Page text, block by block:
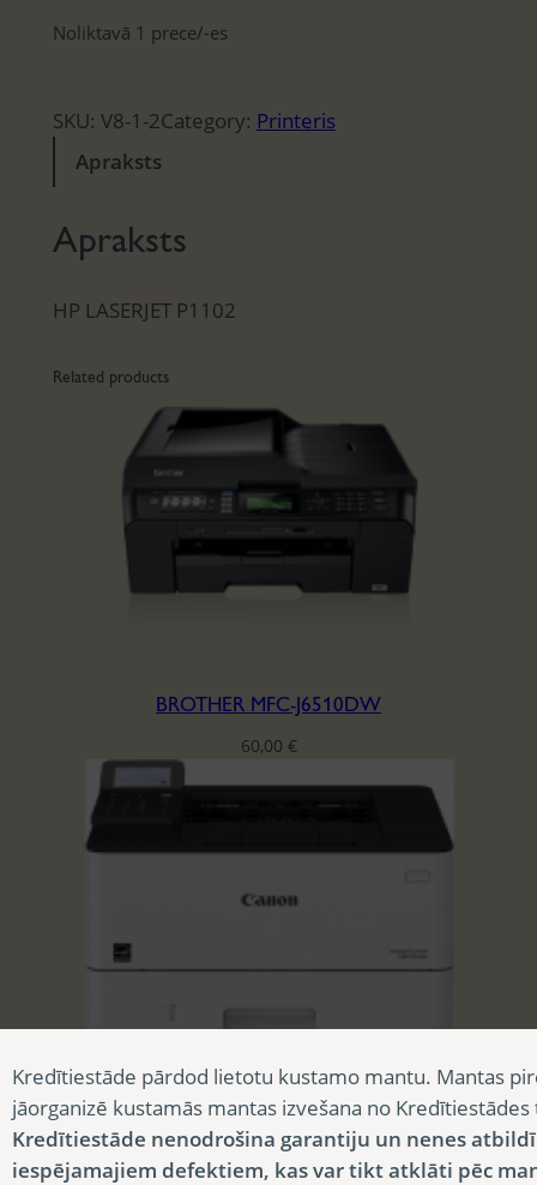
Noliktavā 1 prece/-es
SKU: V8-1-2Category: Printeris
Apraksts
Apraksts
HP LASERJET P1102
Related products
BROTHER MFC-J6510DW
60,00 €
75,00
Kredītiestāde pārdod lietotu kustamo mantu. Mantas
jāorganizē kustamās mantas izvešana no
Kredītiestāde nenodrošina garantiju un nenes
iespējamajiem defektiem, kas var tikt atklāti pēc